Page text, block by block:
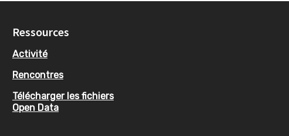
Ressources
Activité
Rencontres
Télécharger les fichiers
Open Data